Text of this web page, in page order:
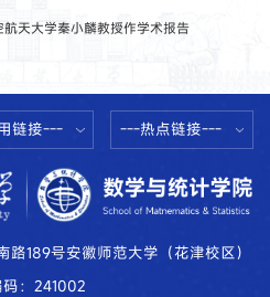
天大学秦小麟教授作学术报告
链接--- ---热点链接---
189号安徽师范大学（花津校区）
：241002